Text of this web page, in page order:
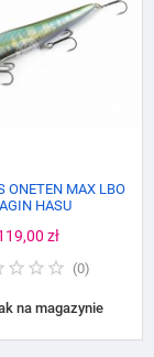
ONETEN MAX LBO
HASU
zł
(0)
na magazynie